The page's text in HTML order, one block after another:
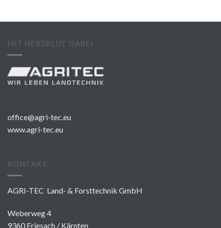
MIT HERZBLUT DABEI
office@agri-tec.eu
www.agri-tec.eu
KONTAKT
AGRI-TEC Land- & Forsttechnik GmbH
Weberweg 4
9360 Friesach / Kärnten